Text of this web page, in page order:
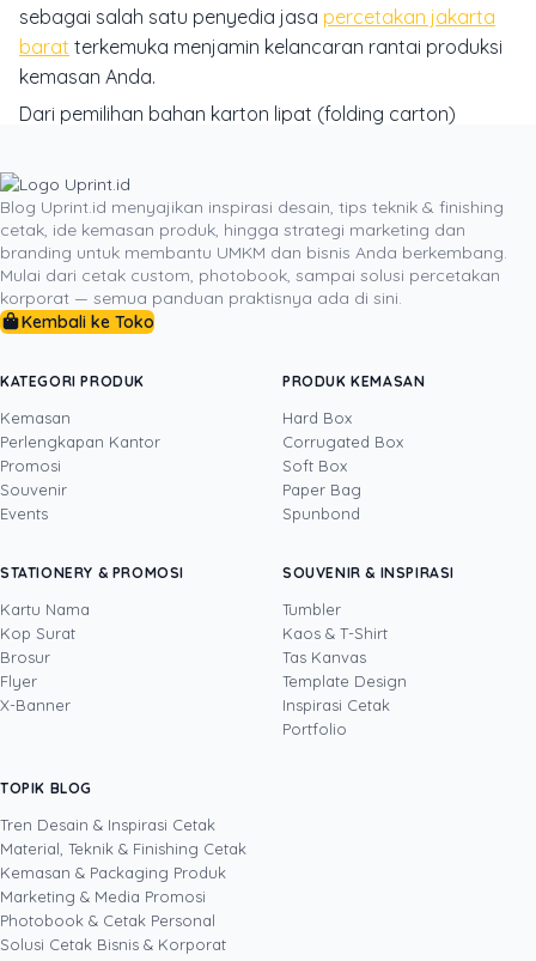
sebagai salah satu penyedia jasa percetakan jakarta
barat terkemuka menjamin kelancaran rantai produksi
kemasan Anda.
Dari pemilihan bahan karton lipat (folding carton)
mata, tim spesialis pracetak di Uprint siap memandu
Anda dari nol hingga produk Anda siap meluncur ke
pasar dengan rasa percaya diri penuh. Jangan tunda
lagi kesuksesan brand Anda; mulailah lakukan konsultasi
spesifikasi bahan dan lakukanorder kemasan
makanan branded
bintang utama di rak pajangan!
DITULIS OLEH
· Cofounder
Uprint.id, pakar dengan pengalaman lebih dari
20 tahun yang menguasai tiga disiplin
sekaligus: produksi percetakan dan kemasan
(offset, digital printing, quality control), digital
marketing, serta pemrograman dan AI. Ia
memahami bisnis cetak langsung dari lantai
produksi sampai baris kode, dari menghitung
sampai kemasan produk, selalu dengan
kacamata data dan dampak bisnis nyata.
Lihat profil →
Popular
Blog Uprint.id menyajikan inspirasi desain, tips teknik & finishing
cetak, ide kemasan produk, hingga strategi marketing dan
branding untuk membantu UMKM dan bisnis Anda berkembang.
Mulai dari cetak custom, photobook, sampai solusi percetakan
korporat — semua panduan praktisnya ada di sini.
Kembali ke Toko
KATEGORI PRODUK
Kemasan
Perlengkapan Kantor
Promosi
Souvenir
Events
PRODUK KEMASAN
Hard Box
Corrugated Box
Soft Box
Paper Bag
Spunbond
STATIONERY & PROMOSI
Kartu Nama
Kop Surat
Brosur
Flyer
X-Banner
SOUVENIR & INSPIRASI
Tumbler
Kaos & T-Shirt
Tas Kanvas
Template Design
Inspirasi Cetak
Portfolio
TOPIK BLOG
Tren Desain & Inspirasi Cetak
Material, Teknik & Finishing Cetak
Kemasan & Packaging Produk
Marketing & Media Promosi
Photobook & Cetak Personal
Solusi Cetak Bisnis & Korporat